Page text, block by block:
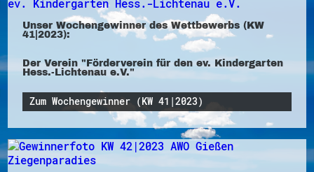
Unser Wochengewinner des Wettbewerbs (KW
41|2023):
Der Verein "Förderverein für den ev. Kindergarten
Hess.-Lichtenau e.V."
Zum Wochengewinner (KW 41|2023)